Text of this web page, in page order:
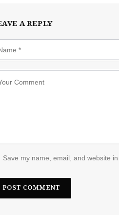
A REPLY
Save my name, email, and website